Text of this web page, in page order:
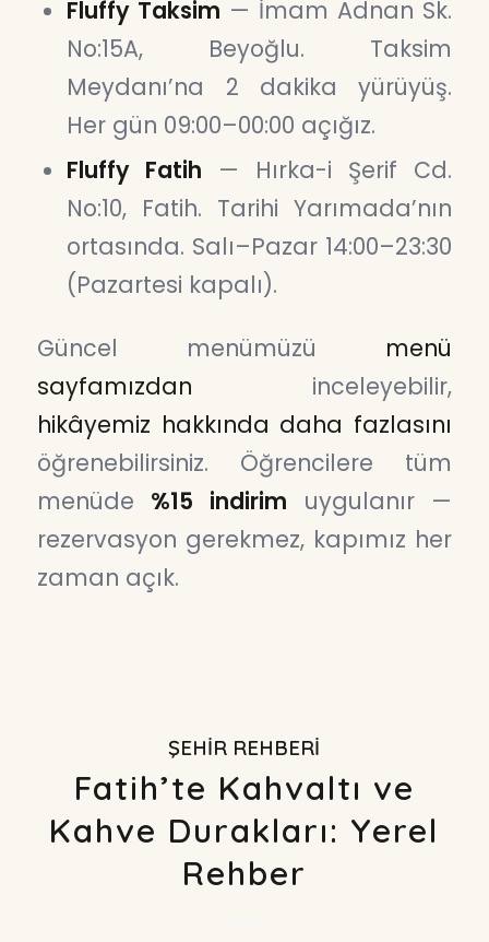
Fluffy Taksim — İmam Adnan Sk.
No:15A, Beyoğlu. Taksim
Meydanı’na 2 dakika yürüyüş.
Her gün 09:00–00:00 açığız.
Fluffy Fatih — Hırka-i Şerif Cd.
No:10, Fatih. Tarihi Yarımada’nın
ortasında. Salı–Pazar 14:00–23:30
(Pazartesi kapalı).
Güncel menümüzü menü
sayfamızdan inceleyebilir,
hikâyemiz hakkında daha fazlasını
öğrenebilirsiniz. Öğrencilere tüm
menüde %15 indirim uygulanır —
rezervasyon gerekmez, kapımız her
zaman açık.
ŞEHIR REHBERI
Fatih’te Kahvaltı ve
Kahve Durakları: Yerel
Rehber